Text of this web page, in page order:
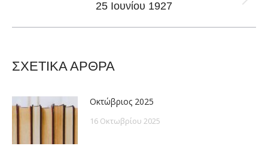
Next
25 Ιουνίου 1927
ΣΧΕΤΙΚΑ ΑΡΘΡΑ
Οκτώβριος 2025
16 Οκτωβρίου 2025